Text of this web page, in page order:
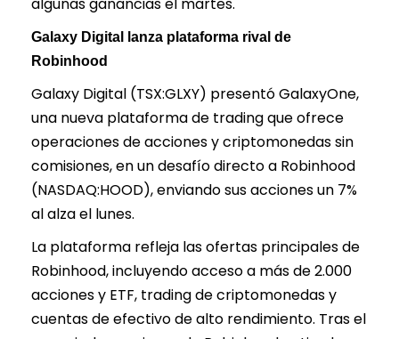
algunas ganancias el martes.
Galaxy Digital lanza plataforma rival de
Robinhood
Galaxy Digital (TSX:GLXY) presentó GalaxyOne,
una nueva plataforma de trading que ofrece
operaciones de acciones y criptomonedas sin
comisiones, en un desafío directo a Robinhood
(NASDAQ:HOOD), enviando sus acciones un 7%
al alza el lunes.
La plataforma refleja las ofertas principales de
Robinhood, incluyendo acceso a más de 2.000
acciones y ETF, trading de criptomonedas y
cuentas de efectivo de alto rendimiento. Tras el